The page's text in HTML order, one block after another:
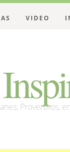
Proverbios,
VIDEO